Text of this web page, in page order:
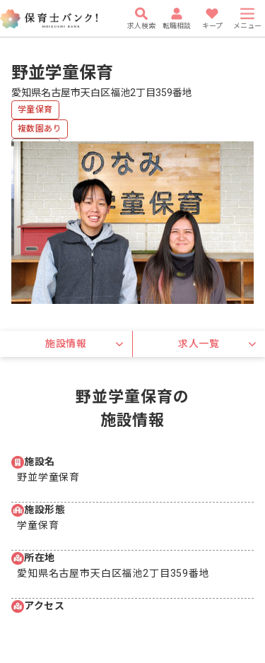
求人検索 転職相談 キープ メニュー
野並学童保育
愛知県名古屋市天白区福池2丁目359番地
学童保育
複数園あり
車通勤可
有給
研修充実
駅近5分以内
施設情報 求人一覧
野並学童保育の
施設情報
施設名
野並学童保育
施設形態
学童保育
所在地
愛知県名古屋市天白区福池2丁目359番地
アクセス